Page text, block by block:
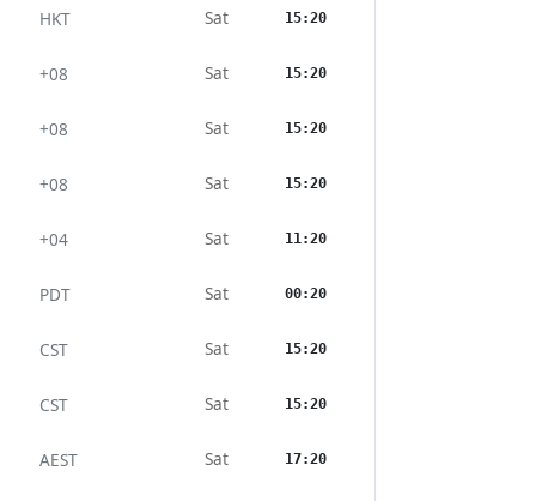
HKT Sat 15:20
+08 Sat 15:20
+08 Sat 15:20
+08 Sat 15:20
+04 Sat 11:20
PDT Sat 00:20
CST Sat 15:20
CST Sat 15:20
AEST Sat 17:20